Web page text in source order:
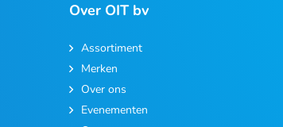
Over OIT bv
Assortiment
Merken
Over ons
Evenementen